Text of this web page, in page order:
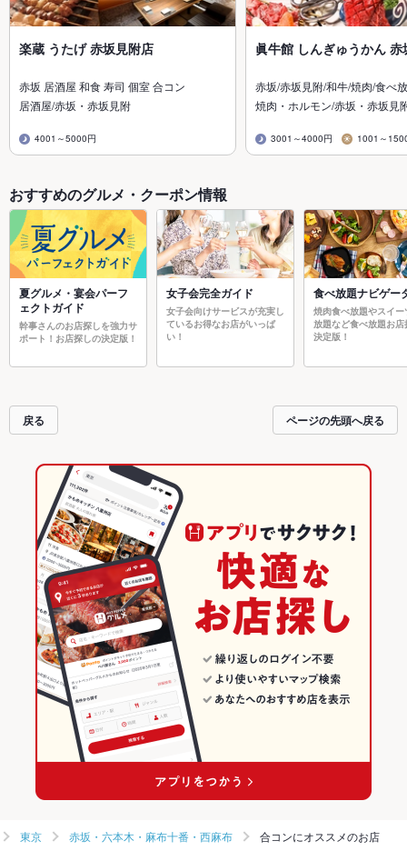
楽蔵 うたげ 赤坂見附店
赤坂 居酒屋 和食 寿司 個室 合コン
居酒屋/赤坂・赤坂見附
4001～5000円
眞牛館 しんぎゅうかん 赤
赤坂/赤坂見附/和牛/焼肉/食べ
焼肉・ホルモン/赤坂・赤坂見
3001～4000円 1001～
おすすめのグルメ・クーポン情報
夏グルメ・宴会パーフ
ェクトガイド
幹事さんのお店探しを強力サ
ポート！お店探しの決定版！
女子会完全ガイド
女子会向けサービスが充実し
ているお得なお店がいっぱ
い！
食べ放題ナビゲー
焼肉食べ放題やスイー
放題など食べ放題お店
決定版！
戻る ページの先頭へ戻る
東京 赤坂・六本木・麻布十番・西麻布 合コンにオススメのお店